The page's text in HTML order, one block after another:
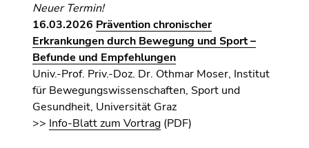
Neuer Termin!
16.03.2026 Prävention chronischer
Erkrankungen durch Bewegung und Sport –
Befunde und Empfehlungen
Univ.-Prof. Priv.-Doz. Dr. Othmar Moser, Institut
für Bewegungswissenschaften, Sport und
Gesundheit, Universität Graz
>> Info-Blatt zum Vortrag (PDF)